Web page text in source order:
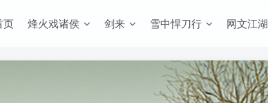
页 烽火戏诸侯 剑来 雪中悍刀行 网文江湖